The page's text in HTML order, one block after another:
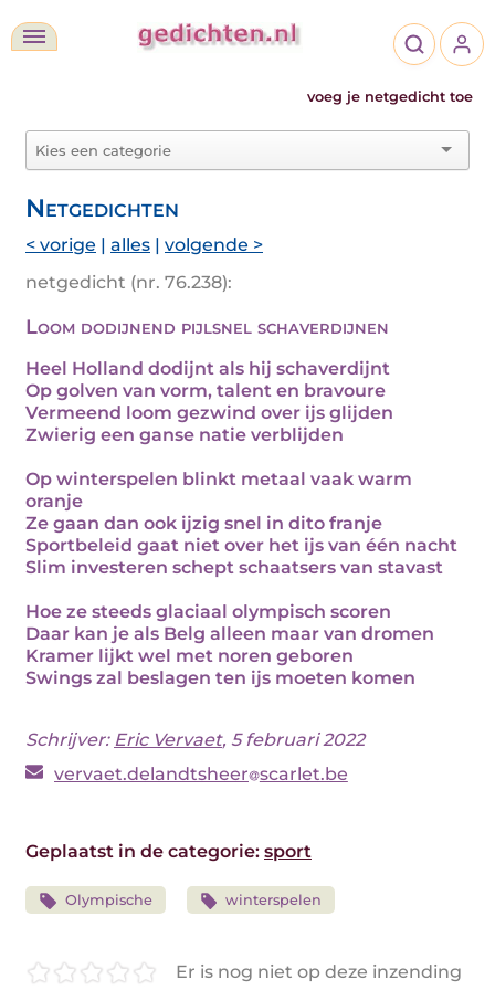
voeg je netgedicht toe
Netgedichten
< vorige | alles | volgende >
netgedicht (nr. 76.238):
Loom dodijnend pijlsnel schaverdijnen
Heel Holland dodijnt als hij schaverdijnt
Op golven van vorm, talent en bravoure
Vermeend loom gezwind over ijs glijden
Zwierig een ganse natie verblijden
Op winterspelen blinkt metaal vaak warm
oranje
Ze gaan dan ook ijzig snel in dito franje
Sportbeleid gaat niet over het ijs van één nacht
Slim investeren schept schaatsers van stavast
Hoe ze steeds glaciaal olympisch scoren
Daar kan je als Belg alleen maar van dromen
Kramer lijkt wel met noren geboren
Swings zal beslagen ten ijs moeten komen
Schrijver: Eric Vervaet, 5 februari 2022
vervaet.delandtsheer scarlet.be
Geplaatst in de categorie: sport
Olympische winterspelen
Er is nog niet op deze inzending